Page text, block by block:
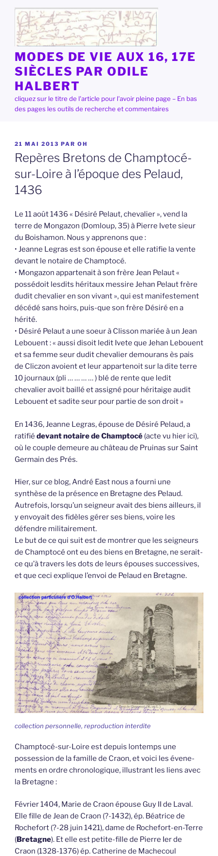
contenu
principal
MODES DE VIE AUX 16, 17E
SIÈCLES PAR ODILE
HALBERT
cliquez sur le titre de l'article pour l'avoir pleine page – En bas
des pages les outils de recherche et commentaires
PUBLIÉ
LE
21 MAI 2013 PAR OH
Repères Bretons de Champtocé-
sur-Loire à l’époque des Pelaud,
1436
Le 11 août 1436 « Désiré Pelaut, chevalier », vend la
terre de Mongazon (Domloup, 35) à Pierre Ivete sieur
du Boishamon. Nous y apprenons que :
• Jeanne Legras est son épouse et elle ratifie la vente
devant le notaire de Champtocé.
• Mongazon appartenait à son frère Jean Pelaut «
possédoit lesdits héritaux messire Jehan Pelaut frère
dudit chevalier en son vivant », qui est manifestement
décédé sans hoirs, puis-que son frère Désiré en a
hérité.
• Désiré Pelaut a une soeur à Clisson mariée à un Jean
Lebouent : « aussi disoit ledit Ivete que Jehan Lebouent
et sa femme seur dudit chevalier demourans ès pais
de Cliczon avoient et leur appartenoit sur la dite terre
10 journaux (pli … … … … ) blé de rente que ledit
chevalier avoit baillé et assigné pour héritaige audit
Lebouent et sadite seur pour partie de son droit »
En 1436, Jeanne Legras, épouse de Désiré Pelaud, a
ratifié devant notaire de Champtocé (acte vu hier ici),
où le couple demeure au château de Pruinas sur Saint
Germain des Prés.
Hier, sur ce blog, André East nous a fourni une
synthèse de la présence en Bretagne des Pelaud.
Autrefois, lorsqu’un seigneur avait des biens ailleurs, il
y envoyait des fidèles gérer ses biens, voire les
défendre militairement.
Le but de ce qui suit est de montrer que les seigneurs
de Champtocé ont eu des biens en Bretagne, ne serait-
ce qu’à travers les dots de leurs épouses successives,
et que ceci explique l’envoi de Pelaud en Bretagne.
collection personnelle, reproduction interdite
Champtocé-sur-Loire est depuis lontemps une
possession de la famille de Craon, et voici les évene-
ments en ordre chronologique, illustrant les liens avec
la Bretagne :
Février 1404, Marie de Craon épouse Guy II de Laval.
Elle fille de Jean de Craon (?-1432), ép. Béatrice de
Rochefort (?-28 juin 1421), dame de Rochefort-en-Terre
(Bretagne). Et elle est petite-fille de Pierre Ier de
Craon (1328-1376) ép. Catherine de Machecoul